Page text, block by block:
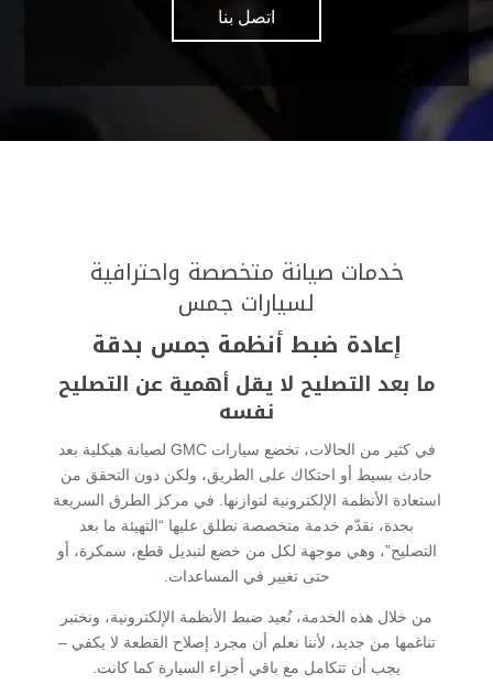
اتصل بنا
خدمات صيانة متخصصة واحترافية
لسيارات جمس
إعادة ضبط أنظمة جمس بدقة
ما بعد التصليح لا يقل أهمية عن التصليح
نفسه
في كثير من الحالات، تخضع سيارات GMC لصيانة هيكلية بعد
حادث بسيط أو احتكاك على الطريق، ولكن دون التحقق من
استعادة الأنظمة الإلكترونية لتوازنها. في مركز الطرق السريعة
بجدة، نقدّم خدمة متخصصة نطلق عليها “التهيئة ما بعد
التصليح”، وهي موجهة لكل من خضع لتبديل قطع، سمكرة، أو
حتى تغيير في المساعدات.
من خلال هذه الخدمة، نُعيد ضبط الأنظمة الإلكترونية، ونختبر
تناغمها من جديد، لأننا نعلم أن مجرد إصلاح القطعة لا يكفي –
يجب أن تتكامل مع باقي أجزاء السيارة كما كانت.